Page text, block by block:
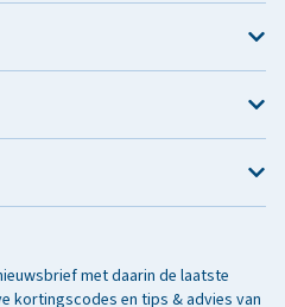
met daarin de laatste
kortingscodes en tips & advies van